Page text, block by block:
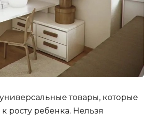
товары, которые
росту ребенка. Нельзя